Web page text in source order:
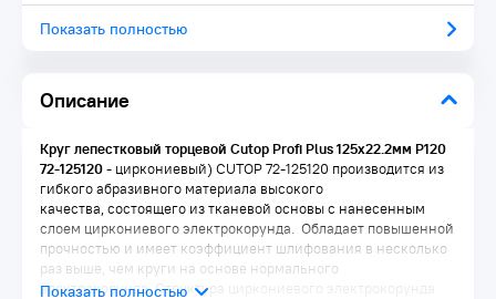
Описание
Показать полностью
Круг лепестковый торцевой Cutop Profi Plus 125х22.2мм P120
72-125120- циркониевый) CUTOP 72-125120 производится из
гибкого абразивного материала высокого
качества, состоящего из тканевой основы с нанесенным
слоем циркониевого электрокорунда. Обладает повышенной
прочностью и имеет коэффициент шлифования в несколько
раз выше, чем круги на основе нормального
электрокорунда. Структура циркониевого электрокорунда